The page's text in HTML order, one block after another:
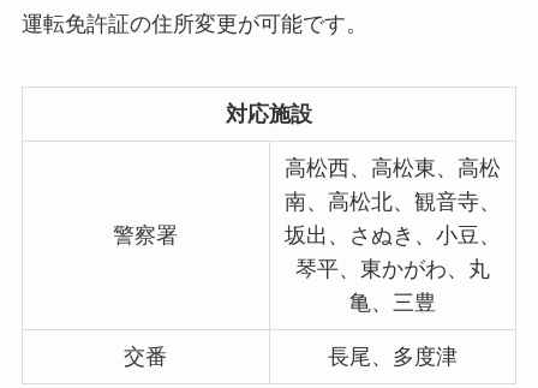
運転免許証の住所変更が可能です。
対応施設
警察署
高松西、高松東、高松
南、高松北、観音寺、
坂出、さぬき、小豆、
琴平、東かがわ、丸
亀、三豊
交番 長尾、多度津